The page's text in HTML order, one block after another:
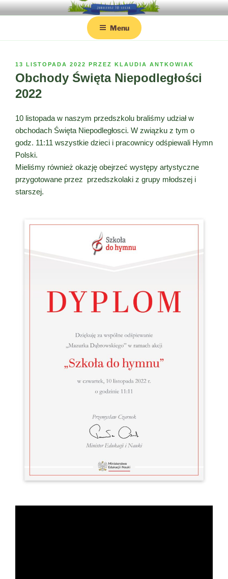
Przejdź
do
PRZEDSZKOLE NR 81 SKRZATA
BORODZIEJA
Strona internetowa Przedszkola nr 81 w Poznaniu
Menu
OPUBLIKOWANE
W
13 LISTOPADA 2022 PRZEZ KLAUDIA ANTKOWIAK
Obchody Święta Niepodległości
2022
10 listopada w naszym przedszkolu braliśmy udział w
obchodach Święta Niepodległosci. W związku z tym o
godz. 11:11 wszystkie dzieci i pracownicy odśpiewali Hymn
Polski.
Mieliśmy również okazję obejrzeć występy artystyczne
przygotowane przez przedszkolaki z grupy młodszej i
starszej.